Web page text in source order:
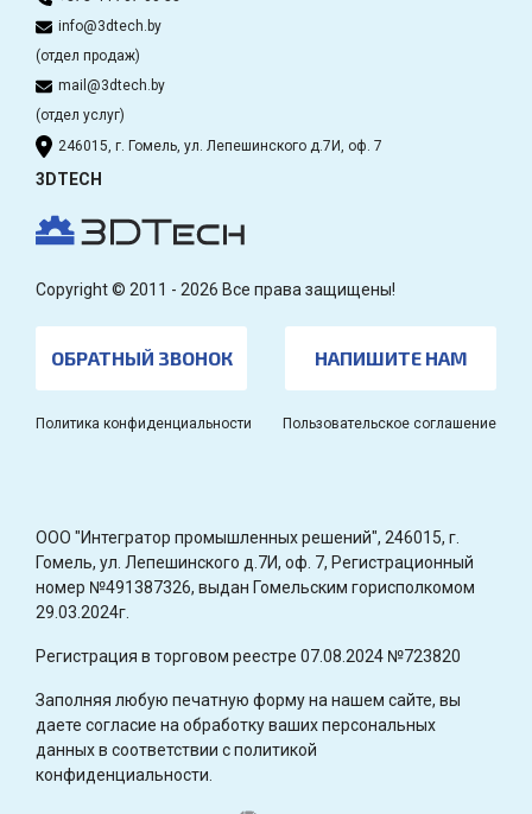
info@3dtech.by
(отдел продаж)
mail@3dtech.by
(отдел услуг)
246015, г. Гомель, ул. Лепешинского д.7И, оф. 7
3DTECH
Copyright © 2011 - 2026 Все права защищены!
ОБРАТНЫЙ ЗВОНОК НАПИШИТЕ НАМ
Политика конфиденциальности Пользовательское соглашение
OOO "Интегратор промышленных решений", 246015, г.
Гомель, ул. Лепешинского д.7И, оф. 7, Регистрационный
номер №491387326, выдан Гомельским горисполкомом
29.03.2024г.
Регистрация в торговом реестре 07.08.2024 №723820
Заполняя любую печатную форму на нашем сайте, вы
даете согласие на обработку ваших персональных
данных в соответствии с политикой
конфиденциальности.